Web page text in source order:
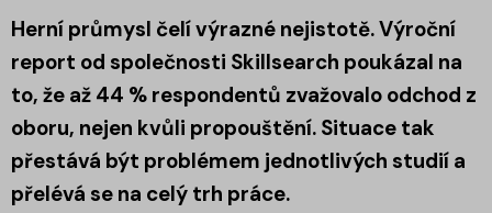
Herní průmysl čelí výrazné nejistotě. Výroční
report od společnosti Skillsearch poukázal na
to, že až 44 % respondentů zvažovalo odchod z
oboru, nejen kvůli propouštění. Situace tak
přestává být problémem jednotlivých studií a
přelévá se na celý trh práce.